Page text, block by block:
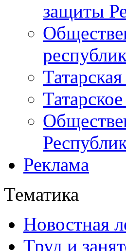
защиты
Реклама
Тематика
Новостная
Труд и